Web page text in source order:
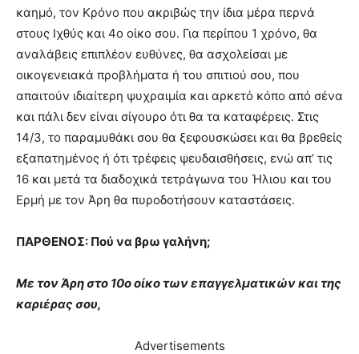
καημό, τον Κρόνο που ακριβώς την ίδια μέρα περνά
στους Ιχθύς και 4ο οίκο σου. Για περίπου 1 χρόνο, θα
αναλάβεις επιπλέον ευθύνες, θα ασχολείσαι με
οικογενειακά προβλήματα ή του σπιτιού σου, που
απαιτούν ιδιαίτερη ψυχραιμία και αρκετό κόπο από σένα
και πάλι δεν είναι σίγουρο ότι θα τα καταφέρεις. Στις
14/3, το παραμυθάκι σου θα ξεφουσκώσει και θα βρεθείς
εξαπατημένος ή ότι τρέφεις ψευδαισθήσεις, ενώ απ’ τις
16 και μετά τα διαδοχικά τετράγωνα του Ήλιου και του
Ερμή με τον Άρη θα πυροδοτήσουν καταστάσεις.
ΠΑΡΘΕΝΟΣ: Πού να βρω γαλήνη;
Με τον Άρη στο 10ο οίκο των επαγγελματικών και της
καριέρας σου,
Advertisements